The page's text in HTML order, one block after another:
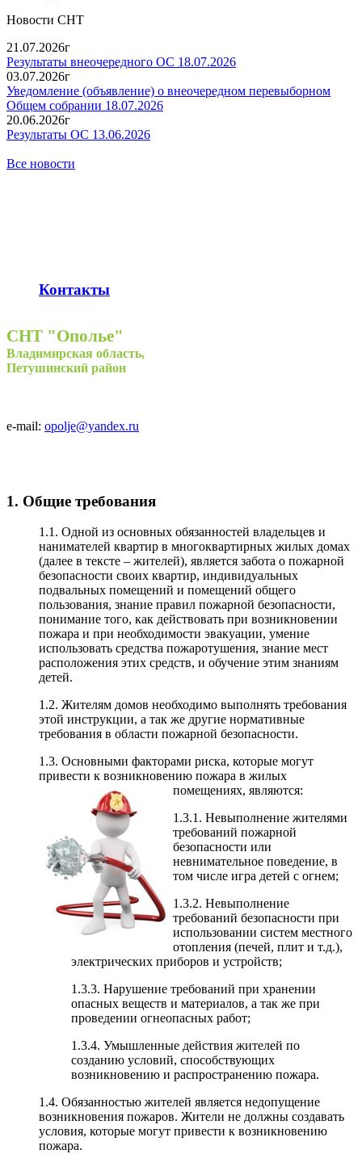
Новости СНТ
21.07.2026г
Результаты внеочередного ОС 18.07.2026
03.07.2026г
Уведомление (объявление) о внеочередном перевыборном
Общем собрании 18.07.2026
20.06.2026г
Результаты ОС 13.06.2026
Все новости
Контакты
СНТ "Ополье"
Владимирская область,
Петушинский район
e-mail: opolje@yandex.ru
1. Общие требования
1.1. Одной из основных обязанностей владельцев и
нанимателей квартир в многоквартирных жилых домах
(далее в тексте – жителей), является забота о пожарной
безопасности своих квартир, индивидуальных
подвальных помещений и помещений общего
пользования, знание правил пожарной безопасности,
понимание того, как действовать при возникновении
пожара и при необходимости эвакуации, умение
использовать средства пожаротушения, знание мест
расположения этих средств, и обучение этим знаниям
детей.
1.2. Жителям домов необходимо выполнять требования
этой инструкции, а так же другие нормативные
требования в области пожарной безопасности.
1.3. Основными факторами риска, которые могут
привести к возникновению пожара в жилых
помещениях, являются:
1.3.1. Невыполнение жителями
требований пожарной
безопасности или
невнимательное поведение, в
том числе игра детей с огнем;
1.3.2. Невыполнение
требований безопасности при
использовании систем местного
отопления (печей, плит и т.д.),
электрических приборов и устройств;
1.3.3. Нарушение требований при хранении
опасных веществ и материалов, а так же при
проведении огнеопасных работ;
1.3.4. Умышленные действия жителей по
созданию условий, способствующих
возникновению и распространению пожара.
1.4. Обязанностью жителей является недопущение
возникновения пожаров. Жители не должны создавать
условия, которые могут привести к возникновению
пожара.